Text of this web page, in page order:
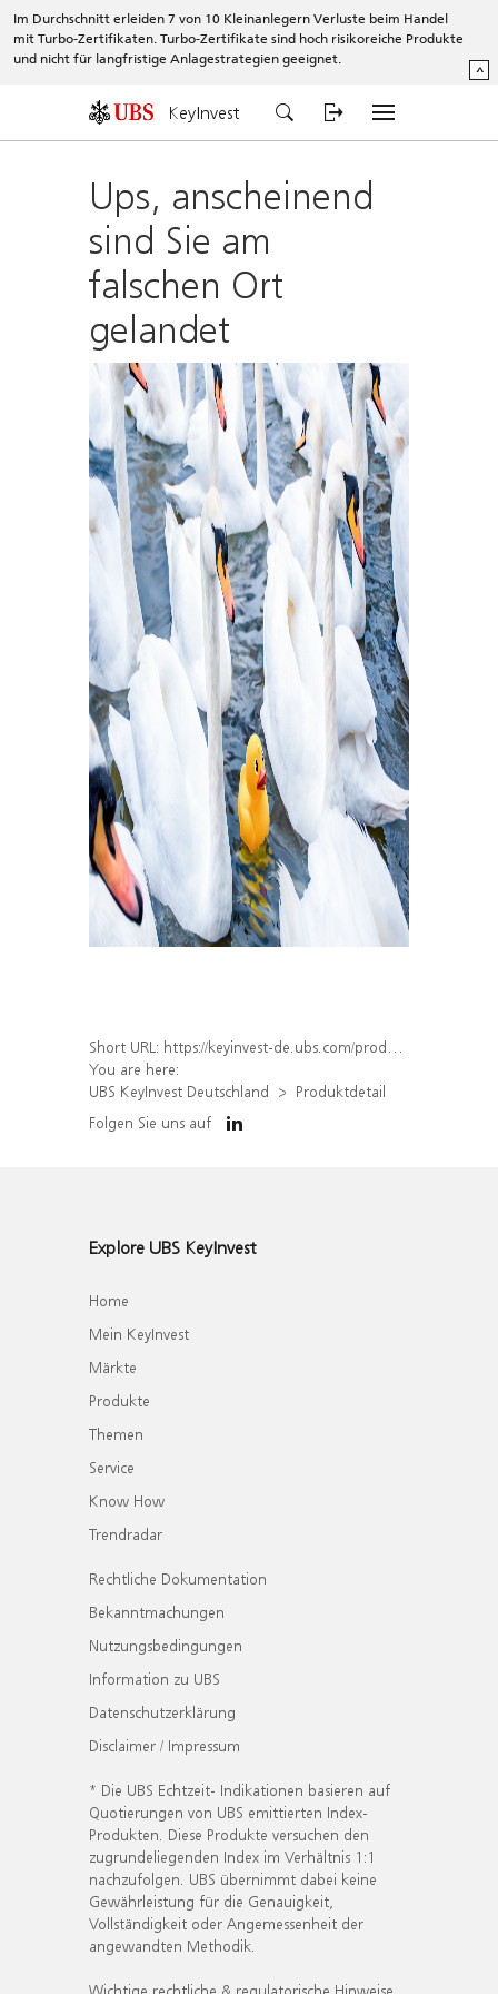
Im Durchschnitt erleiden 7 von 10 Kleinanlegern Verluste beim Handel
mit Turbo-Zertifikaten. Turbo-Zertifikate sind hoch risikoreiche Produkte
und nicht für langfristige Anlagestrategien geeignet.
^
KeyInvest
Ups, anscheinend
sind Sie am
falschen Ort
gelandet
Short URL: https://keyinvest-de.ubs.com/produkt/detail/index/isin/DE000WA78ZL9
You are here:
UBS KeyInvest Deutschland
Produktdetail
Folgen Sie uns auf
Explore UBS KeyInvest
Home
Mein KeyInvest
Märkte
Produkte
Themen
Service
Know How
Trendradar
Rechtliche Dokumentation
Bekanntmachungen
Nutzungsbedingungen
Information zu UBS
Datenschutzerklärung
Disclaimer / Impressum
* Die UBS Echtzeit- Indikationen basieren auf
Quotierungen von UBS emittierten Index-
Produkten. Diese Produkte versuchen den
zugrundeliegenden Index im Verhältnis 1:1
nachzufolgen. UBS übernimmt dabei keine
Gewährleistung für die Genauigkeit,
Vollständigkeit oder Angemessenheit der
angewandten Methodik.